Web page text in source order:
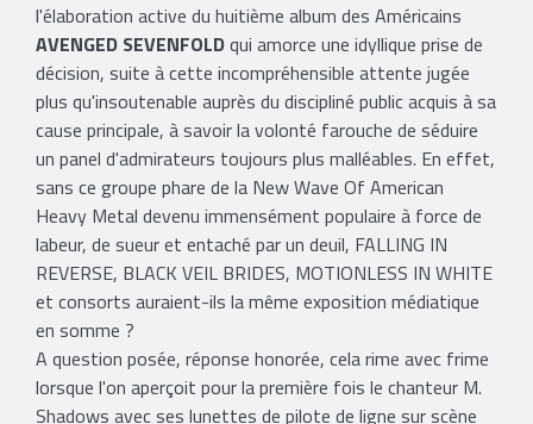
l'élaboration active du huitième album des Américains
AVENGED SEVENFOLDqui amorce une idyllique prise de
décision, suite à cette incompréhensible attente jugée
plus qu'insoutenable auprès du discipliné public acquis à sa
cause principale, à savoir la volonté farouche de séduire
un panel d'admirateurs toujours plus malléables. En effet,
sans ce groupe phare de la New Wave Of American
Heavy Metal devenu immensément populaire à force de
labeur, de sueur et entaché par un deuil, FALLING IN
REVERSE, BLACK VEIL BRIDES, MOTIONLESS IN WHITE
et consorts auraient-ils la même exposition médiatique
en somme ?
A question posée, réponse honorée, cela rime avec frime
lorsque l'on aperçoit pour la première fois le chanteur M.
Shadows avec ses lunettes de pilote de ligne sur scène